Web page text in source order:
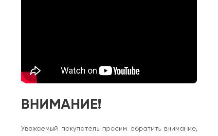
ВНИМАНИЕ!
Уважаемый покупатель просим обратить внимание,